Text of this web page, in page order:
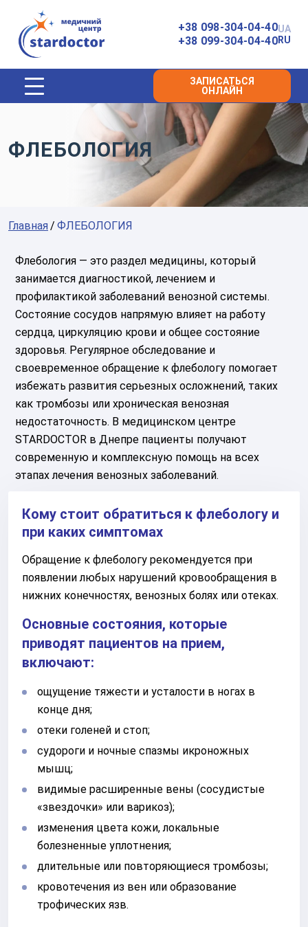
Главная
+38 098-304-04-40
+38 099-304-04-40
UA
RU
ЗАПИСАТЬСЯ
ОНЛАЙН
ФЛЕБОЛОГИЯ
Главная ФЛЕБОЛОГИЯ
Флебология — это раздел медицины, который
занимается диагностикой, лечением и
профилактикой заболеваний венозной системы.
Состояние сосудов напрямую влияет на работу
сердца, циркуляцию крови и общее состояние
здоровья. Регулярное обследование и
своевременное обращение к флебологу помогает
избежать развития серьезных осложнений, таких
как тромбозы или хроническая венозная
недостаточность. В медицинском центре
STARDOCTOR в Днепре пациенты получают
современную и комплексную помощь на всех
этапах лечения венозных заболеваний.
Кому стоит обратиться к флебологу и
при каких симптомах
Обращение к флебологу рекомендуется при
появлении любых нарушений кровообращения в
нижних конечностях, венозных болях или отеках.
Основные состояния, которые
приводят пациентов на прием,
включают:
ощущение тяжести и усталости в ногах в
конце дня;
отеки голеней и стоп;
судороги и ночные спазмы икроножных
мышц;
видимые расширенные вены (сосудистые
«звездочки» или варикоз);
изменения цвета кожи, локальные
болезненные уплотнения;
длительные или повторяющиеся тромбозы;
кровотечения из вен или образование
трофических язв.